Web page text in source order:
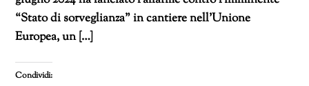
“Stato di sorveglianza” in cantiere nell’Unione
Europea, un […]
Condividi: